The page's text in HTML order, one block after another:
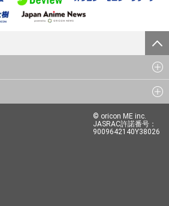
© oricon ME inc.
JASRAC許諾番号：
9009642140Y38026